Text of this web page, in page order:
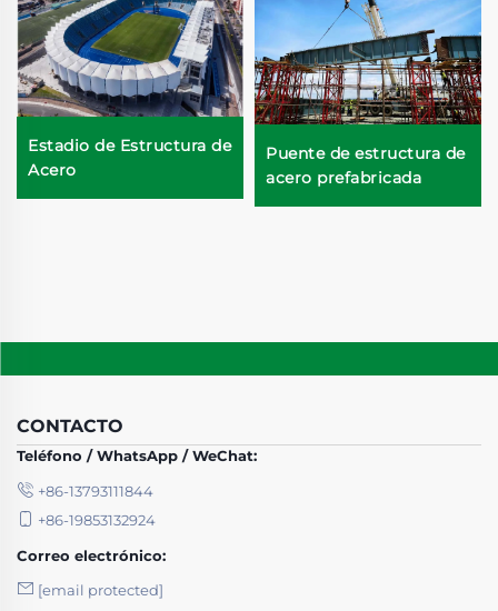
Estadio de Estructura de
Acero
Puente de estructura de
acero prefabricada
CONTACTO
Teléfono / WhatsApp / WeChat:
+86-13793111844
+86-19853132924
Correo electrónico:
[email protected]